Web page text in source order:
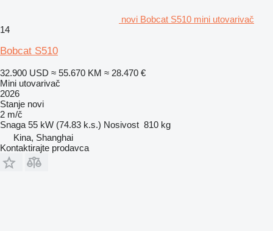
novi Bobcat S510 mini utovarivač
14
Bobcat S510
32.900 USD ≈ 55.670 KM ≈ 28.470 €
Mini utovarivač
2026
Stanje novi
2 m/č
Snaga 55 kW (74.83 k.s.) Nosivost 810 kg
Kina, Shanghai
Kontaktirajte prodavca